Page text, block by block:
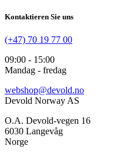
Kontaktieren Sie uns
(+47) 70 19 77 00
09:00 - 15:00
Mandag - fredag
webshop@devold.no
Devold Norway AS
O.A. Devold-vegen 16
6030 Langevåg
Norge